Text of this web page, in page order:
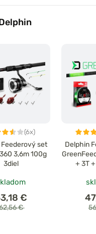
(6x)
set
3,6m 100g
3diel
€
€
Delphin
+ 3T